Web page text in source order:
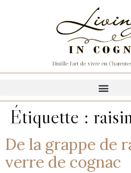
Étiquette :
De la grappe de
verre de cognac